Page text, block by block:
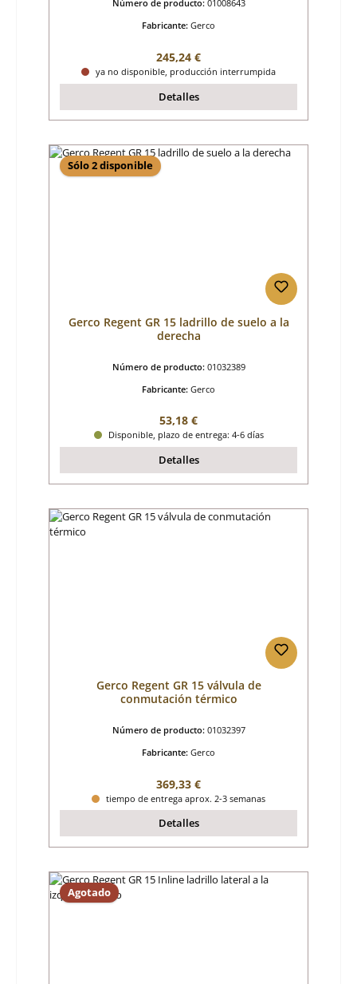
Número de producto: 01008643
Fabricante: Gerco
Precio normal:
245,24 €
ya no disponible, producción interrumpida
Detalles
Sólo 2 disponible
Gerco Regent GR 15 ladrillo de suelo a la
derecha
Número de producto: 01032389
Fabricante: Gerco
Precio normal:
53,18 €
Disponible, plazo de entrega: 4-6 días
Detalles
Gerco Regent GR 15 válvula de
conmutación térmico
Número de producto: 01032397
Fabricante: Gerco
Precio normal:
369,33 €
tiempo de entrega aprox. 2-3 semanas
Detalles
Agotado